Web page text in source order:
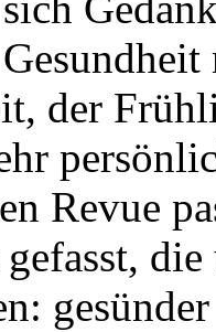
Gesundheit
der
Revue
gefasst,